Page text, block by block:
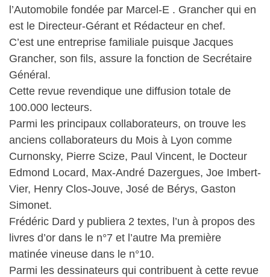
l’Automobile fondée par Marcel-E . Grancher qui en
est le Directeur-Gérant et Rédacteur en chef.
C’est une entreprise familiale puisque Jacques
Grancher, son fils, assure la fonction de Secrétaire
Général.
Cette revue revendique une diffusion totale de
100.000 lecteurs.
Parmi les principaux collaborateurs, on trouve les
anciens collaborateurs du Mois à Lyon comme
Curnonsky, Pierre Scize, Paul Vincent, le Docteur
Edmond Locard, Max-André Dazergues, Joe Imbert-
Vier, Henry Clos-Jouve, José de Bérys, Gaston
Simonet.
Frédéric Dard y publiera 2 textes, l’un à propos des
livres d’or dans le n°7 et l’autre Ma première
matinée vineuse dans le n°10.
Parmi les dessinateurs qui contribuent à cette revue